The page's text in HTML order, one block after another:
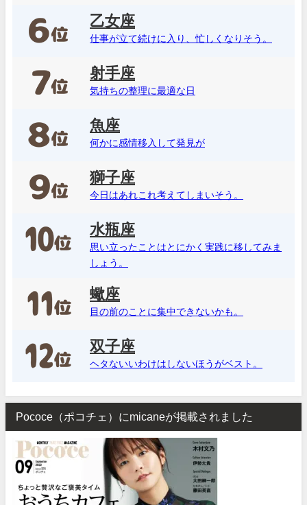
乙女座
仕事が立て続けに入り、忙しくなりそう。
射手座
気持ちの整理に最適な日
魚座
何かに感情移入して発見が
獅子座
今日はあれこれ考えてしまいそう。
水瓶座
思い立ったことはとにかく実践に移してみま
しょう。
蠍座
目の前のことに集中できないかも。
双子座
ヘタないいわけはしないほうがベスト。
Pococe（ポコチェ）にmicaneが掲載されました